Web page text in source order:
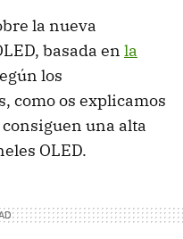
la nueva
basada en la
los
como os explicamos
una alta
OLED.